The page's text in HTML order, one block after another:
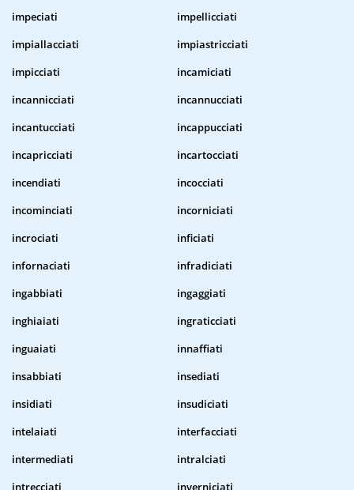
impeciati
impellicciati
impiallacciati
impiastricciati
impicciati
incamiciati
incannicciati
incannucciati
incantucciati
incappucciati
incapricciati
incartocciati
incendiati
incocciati
incominciati
incorniciati
incrociati
inficiati
infornaciati
infradiciati
ingabbiati
ingaggiati
inghiaiati
ingraticciati
inguaiati
innaffiati
insabbiati
insediati
insidiati
insudiciati
intelaiati
interfacciati
intermediati
intralciati
intrecciati
inverniciati